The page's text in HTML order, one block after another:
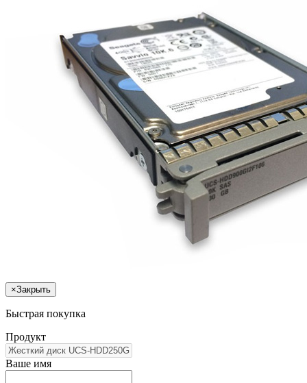
×Закрыть
Быстрая покупка
Продукт
Ваше имя